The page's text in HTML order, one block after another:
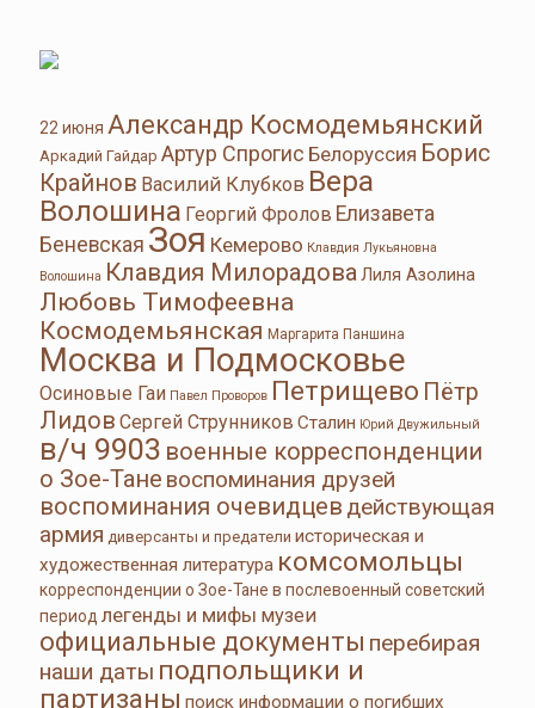
22 июня Александр Космодемьянский
Аркадий Гайдар Артур Спрогис Белоруссия Борис
Крайнов Василий Клубков Вера
Волошина Георгий Фролов Елизавета
Беневская Зоя Кемерово Клавдия Лукьяновна
Волошина Клавдия МилорадоваЛиля Азолина
Любовь Тимофеевна
Космодемьянская Маргарита Паншина
Москва и Подмосковье
Осиновые Гаи Павел Проворов Петрищево Пётр
Лидов Сергей Струнников Сталин Юрий Двужильный
в/ч 9903 военные корреспонденции
о Зое-Тане воспоминания друзей
воспоминания очевидцев действующая
армия диверсанты и предатели историческая и
художественная литература комсомольцы
корреспонденции о Зое-Тане в послевоенный советский
период легенды и мифы музеи
официальные документы перебирая
наши даты подпольщики и
партизаны поиск информации о погибших